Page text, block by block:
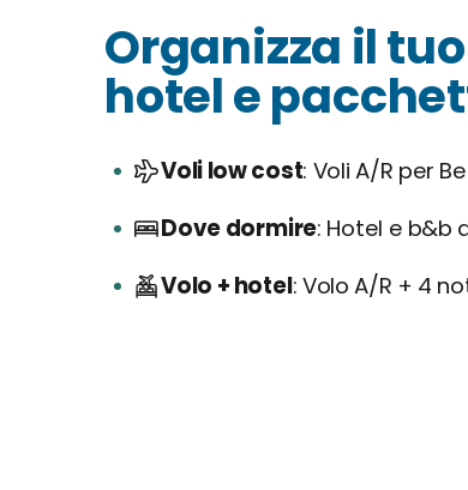
Organizza il
hotel e
Voli low cost Voli A/R per
Dove dormire Hotel e b&b
Volo + hotel Volo A/R + 4